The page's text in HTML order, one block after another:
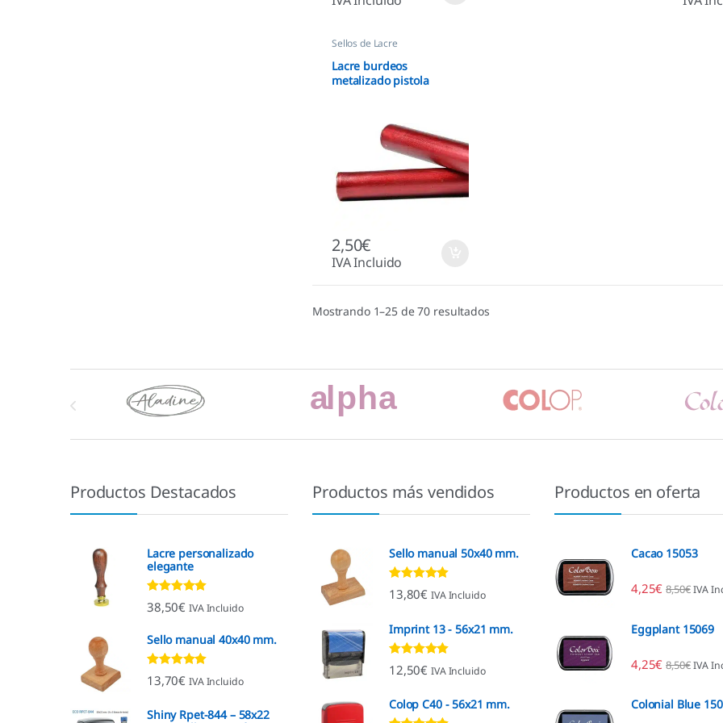
Sellos de Lacre
Lacre burdeos
metalizado pistola
2,50€
IVA Incluido
Mostrando 1–25 de 70 resultados
Marcas De Carrusel
Productos Destacados
Lacre personalizado
elegante
Valorado con
4.92de 5
38,50€ IVA Incluido
Sello manual 40x40 mm.
Valorado con
4.96de 5
13,70€ IVA Incluido
Shiny Rpet-844 – 58x22
Productos más vendidos
Sello manual 50x40 mm.
Valorado con
4.80de 5
13,80€ IVA Incluido
Imprint 13 - 56x21 mm.
Valorado con
4.96de 5
12,50€ IVA Incluido
Colop C40 - 56x21 mm.
Productos en oferta
Cacao 15053
4,25€ 8,50€ IVA
Eggplant 15069
4,25€ 8,50€ IVA
Colonial Blue